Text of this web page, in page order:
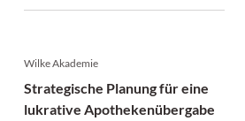
Wilke Akademie
Strategische Planung für eine
lukrative Apothekenübergabe